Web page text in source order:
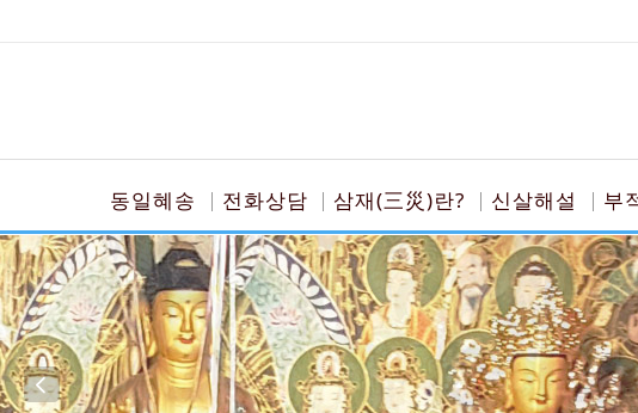
동일혜송 전화상담 삼재(三災)란? 신살해설 부